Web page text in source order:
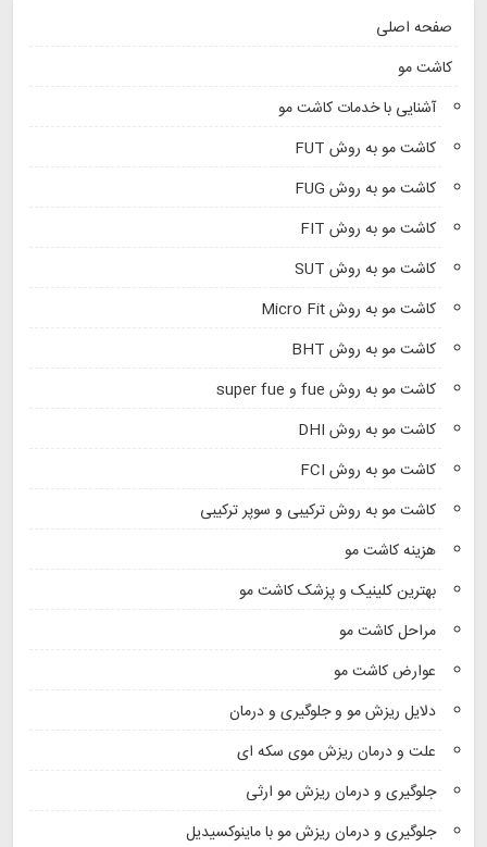
صفحه اصلی
کاشت مو
آشنایی با خدمات کاشت مو
کاشت مو به روش FUT
کاشت مو به روش FUG
کاشت مو به روش FIT
کاشت مو به روش SUT
کاشت مو به روش Micro Fit
کاشت مو به روش BHT
کاشت مو به روش fue و super fue
کاشت مو به روش DHI
کاشت مو به روش FCI
کاشت مو به روش ترکیبی و سوپر ترکیبی
هزینه کاشت مو
بهترین کلینیک و پزشک کاشت مو
مراحل کاشت مو
عوارض کاشت مو
دلایل ریزش مو و جلوگیری و درمان
علت و درمان ریزش موی سکه ای
جلوگیری و درمان ریزش مو ارثی
جلوگیری و درمان ریزش مو با ماینوکسیدیل